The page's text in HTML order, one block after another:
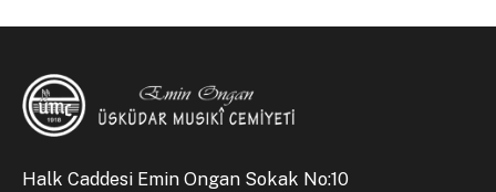
Halk Caddesi Emin Ongan Sokak No:10